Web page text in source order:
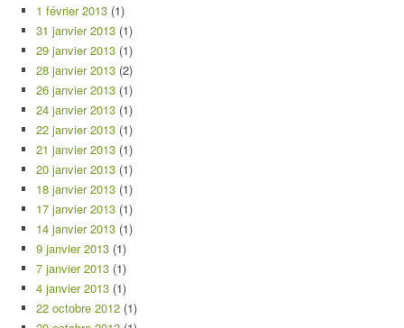
1 février 2013 (1)
31 janvier 2013 (1)
29 janvier 2013 (1)
28 janvier 2013 (2)
26 janvier 2013 (1)
24 janvier 2013 (1)
22 janvier 2013 (1)
21 janvier 2013 (1)
20 janvier 2013 (1)
18 janvier 2013 (1)
17 janvier 2013 (1)
14 janvier 2013 (1)
9 janvier 2013 (1)
7 janvier 2013 (1)
4 janvier 2013 (1)
22 octobre 2012 (1)